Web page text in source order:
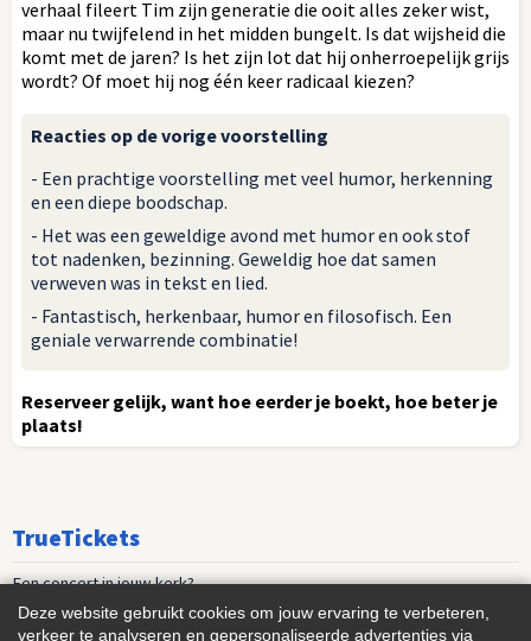
verhaal fileert Tim zijn generatie die ooit alles zeker wist,
maar nu twijfelend in het midden bungelt. Is dat wijsheid die
komt met de jaren? Is het zijn lot dat hij onherroepelijk grijs
wordt? Of moet hij nog één keer radicaal kiezen?
Reacties op de vorige voorstelling
- Een prachtige voorstelling met veel humor, herkenning
en een diepe boodschap.
- Het was een geweldige avond met humor en ook stof
tot nadenken, bezinning. Geweldig hoe dat samen
verweven was in tekst en lied.
- Fantastisch, herkenbaar, humor en filosofisch. Een
geniale verwarrende combinatie!
Reserveer gelijk, want hoe eerder je boekt, hoe beter je
plaats!
TrueTickets
Een concert in jouw kerk?
Playlist nieuwe muziek
Deze website gebruikt cookies om jouw ervaring te verbeteren,
verkeer te analyseren en gepersonaliseerde advertenties via